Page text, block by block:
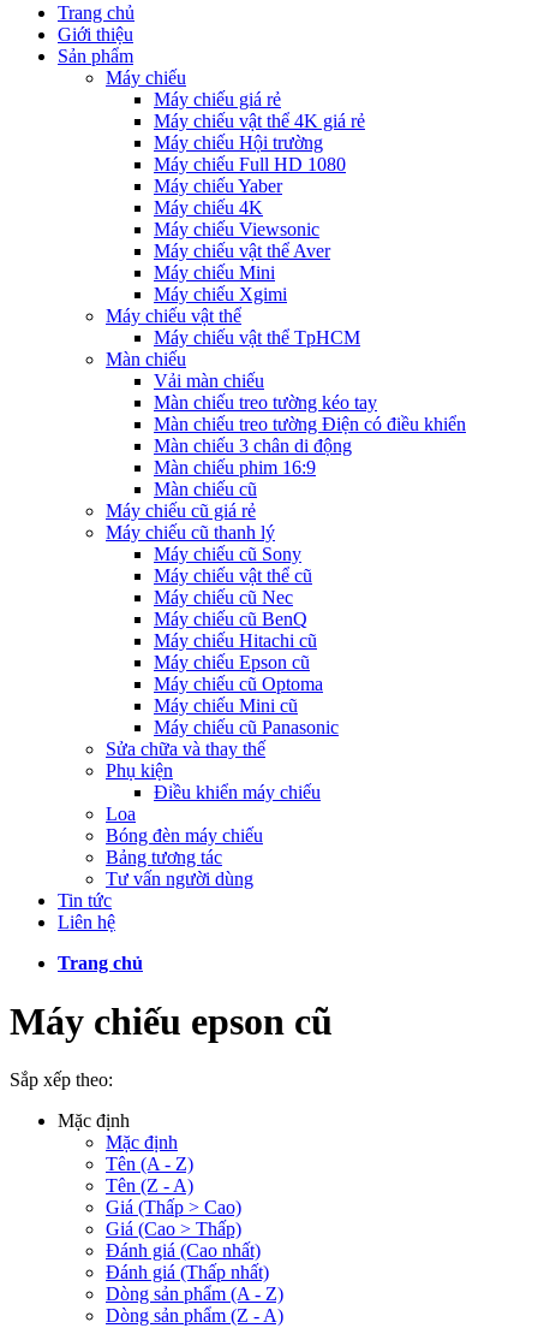
Trang chủ
Giới thiệu
Sản phẩm
Máy chiếu
Máy chiếu giá rẻ
Máy chiếu vật thể 4K giá rẻ
Máy chiếu Hội trường
Máy chiếu Full HD 1080
Máy chiếu Yaber
Máy chiếu 4K
Máy chiếu Viewsonic
Máy chiếu vật thể Aver
Máy chiếu Mini
Máy chiếu Xgimi
Máy chiếu vật thể
Máy chiếu vật thể TpHCM
Màn chiếu
Vải màn chiếu
Màn chiếu treo tường kéo tay
Màn chiếu treo tường Điện có điều khiển
Màn chiếu 3 chân di động
Màn chiếu phim 16:9
Màn chiếu cũ
Máy chiếu cũ giá rẻ
Máy chiếu cũ thanh lý
Máy chiếu cũ Sony
Máy chiếu vật thể cũ
Máy chiếu cũ Nec
Máy chiếu cũ BenQ
Máy chiếu Hitachi cũ
Máy chiếu Epson cũ
Máy chiếu cũ Optoma
Máy chiếu Mini cũ
Máy chiếu cũ Panasonic
Sửa chữa và thay thế
Phụ kiện
Điều khiển máy chiếu
Loa
Bóng đèn máy chiếu
Bảng tương tác
Tư vấn người dùng
Tin tức
Liên hệ
Trang chủ
Máy chiếu epson cũ
Sắp xếp theo:
Mặc định
Mặc định
Tên (A - Z)
Tên (Z - A)
Giá (Thấp > Cao)
Giá (Cao > Thấp)
Đánh giá (Cao nhất)
Đánh giá (Thấp nhất)
Dòng sản phẩm (A - Z)
Dòng sản phẩm (Z - A)